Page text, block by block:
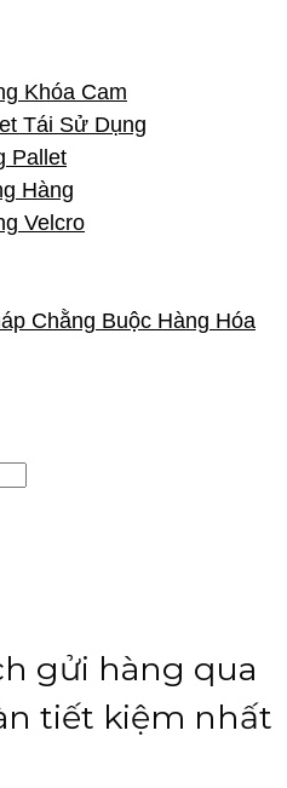
Khóa Cam
Tái Sử Dụng
Pallet
Hàng
Velcro
Chằng Buộc Hàng Hóa
gửi hàng qua
tiết kiệm nhất